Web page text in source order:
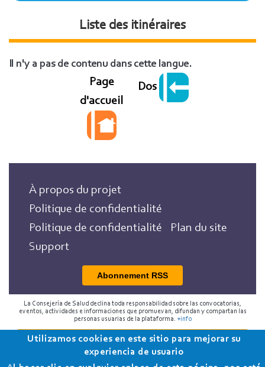
Liste des itinéraires
Il n'y a pas de contenu dans cette langue.
Page
d'accueil
Dos
À propos du projet
Politique de confidentialité
Politique de confidentialité
Plan du site
Support
Abonnement RSS
La Consejería de Salud declina toda responsabilidad sobre las convocatorias,
eventos, actividades e informaciones que promuevan, difundan y compartan las
personas usuarias de la plataforma. +info
2018 Programa de Envejecimiento Saludable de la
Consejería de Salud
Utilizamos cookies en este sitio para mejorar su
experiencia de usuario